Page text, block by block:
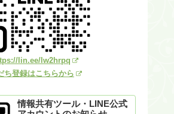
lin.ee/lw2hrpq
ち登録はこちらから
情報共有ツール・LINE公式